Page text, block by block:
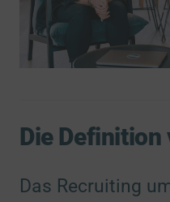
Die
Das Recruiting